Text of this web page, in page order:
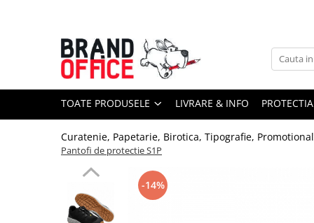
Toate Produsele
Unitate Protejata - PRODUCTIE
Hartie copiator si produse
Detergenti si dezinfectanti
Formulare tipizate
Saci menajeri (Unitate Protejata)
Agende, calendare si organizatoare
TOATE PRODUSELE LIVRARE & INFO
Curatenie, Papetarie, Birotica, Tipografie,
Pantofi de protectie S1P
-14%